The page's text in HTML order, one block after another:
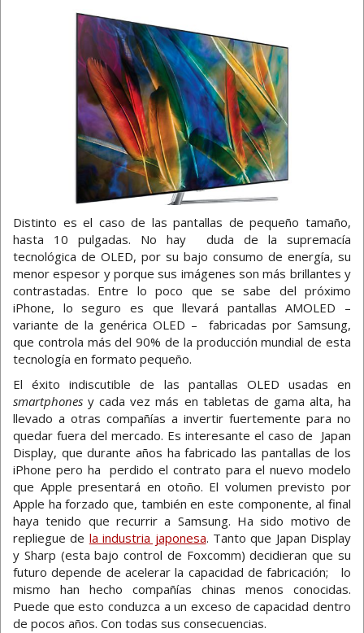
Distinto es el caso de las pantallas de pequeño tamaño,
hasta 10 pulgadas. No hay duda de la supremacía
tecnológica de OLED, por su bajo consumo de energía, su
menor espesor y porque sus imágenes son más brillantes y
contrastadas. Entre lo poco que se sabe del próximo
iPhone, lo seguro es que llevará pantallas AMOLED –
variante de la genérica OLED – fabricadas por Samsung,
que controla más del 90% de la producción mundial de esta
tecnología en formato pequeño.
El éxito indiscutible de las pantallas OLED usadas en
smartphones y cada vez más en tabletas de gama alta, ha
llevado a otras compañías a invertir fuertemente para no
quedar fuera del mercado. Es interesante el caso de Japan
Display, que durante años ha fabricado las pantallas de los
iPhone pero ha perdido el contrato para el nuevo modelo
que Apple presentará en otoño. El volumen previsto por
Apple ha forzado que, también en este componente, al final
haya tenido que recurrir a Samsung. Ha sido motivo de
repliegue de la industria japonesa. Tanto que Japan Display
y Sharp (esta bajo control de Foxcomm) decidieran que su
futuro depende de acelerar la capacidad de fabricación; lo
mismo han hecho compañías chinas menos conocidas.
Puede que esto conduzca a un exceso de capacidad dentro
de pocos años. Con todas sus consecuencias.